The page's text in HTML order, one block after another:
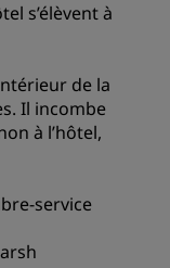
s’élèvent à
de la
Il incombe
à l’hôtel,
service